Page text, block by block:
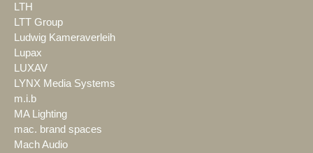
LTH
LTT Group
Ludwig Kameraverleih
Lupax
LUXAV
LYNX Media Systems
m.i.b
MA Lighting
mac. brand spaces
Mach Audio